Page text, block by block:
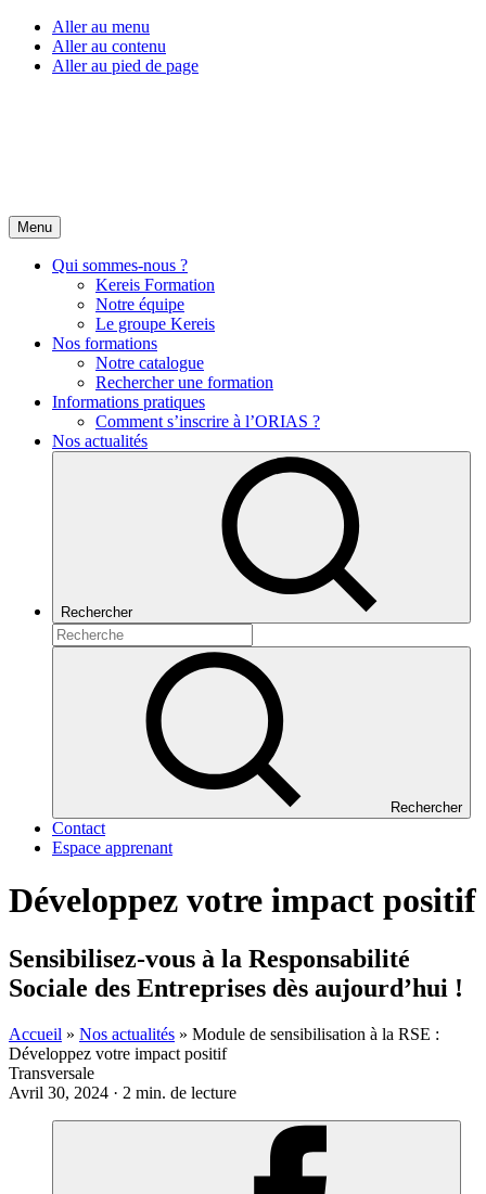
Aller au menu
Aller au contenu
Aller au pied de page
Menu
Qui sommes-nous ?
Kereis Formation
Notre équipe
Le groupe Kereis
Nos formations
Notre catalogue
Rechercher une formation
Informations pratiques
Comment s’inscrire à l’ORIAS ?
Nos actualités
Rechercher
Rechercher
Contact
Espace apprenant
Développez votre impact positif
Sensibilisez-vous à la Responsabilité
Sociale des Entreprises dès aujourd’hui !
Accueil » Nos actualités » Module de sensibilisation à la RSE :
Développez votre impact positif
Transversale
Avril 30, 2024 · 2 min. de lecture